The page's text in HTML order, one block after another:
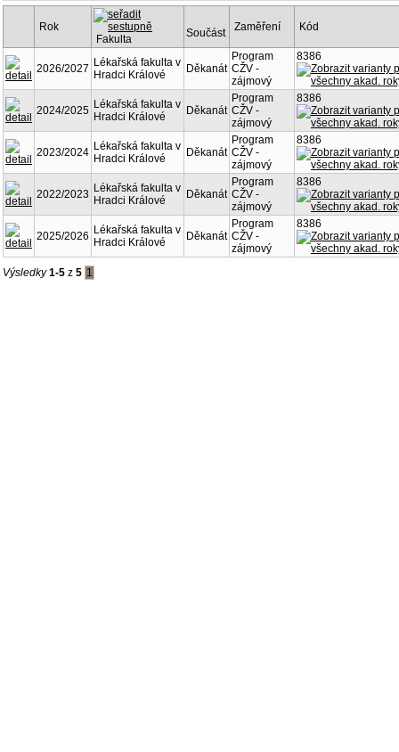
Rok
Fakulta
Součást Zaměření Kód
2026/2027 Lékařská fakulta v
Hradci Králové
Děkanát
Program
CŽV -
zájmový
8386
2024/2025 Lékařská fakulta v
Hradci Králové
Děkanát
Program
CŽV -
zájmový
8386
2023/2024 Lékařská fakulta v
Hradci Králové
Děkanát
Program
CŽV -
zájmový
8386
2022/2023 Lékařská fakulta v
Hradci Králové
Děkanát
Program
CŽV -
zájmový
8386
2025/2026 Lékařská fakulta v
Hradci Králové
Děkanát
Program
CŽV -
zájmový
8386
Výsledky1-5 z 5 1